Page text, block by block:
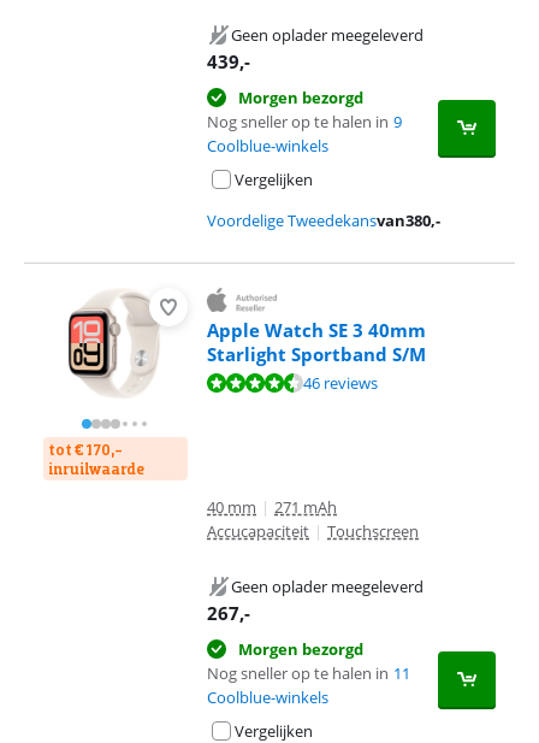
Geen oplader meegeleverd
439,-
Morgen bezorgd
Nog sneller op te halen in 9
Coolblue-winkels
Vergelijken
Voordelige Tweedekansvan380,-
tot € 170,-
inruilwaarde
Apple Watch SE 3 40mm
Starlight Sportband S/M
Beoordeling is 9,0 van de 10, gebaseerd op 46 reviews.
46 reviews
40 mm | 271 mAh
Accucapaciteit | Touchscreen
Geen oplader meegeleverd
267,-
Morgen bezorgd
Nog sneller op te halen in 11
Coolblue-winkels
Vergelijken